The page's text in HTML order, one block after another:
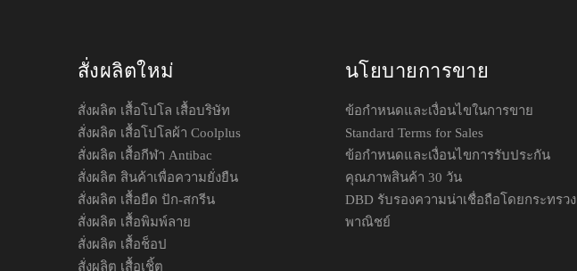
สั่งผลิตใหม่
สั่งผลิต เสื้อโปโล เสื้อบริษัท
สั่งผลิต เสื้อโปโลผ้า Coolplus
สั่งผลิต เสื้อกีฬา Antibac
สั่งผลิต สินค้าเพื่อความยั่งยืน
สั่งผลิต เสื้อยืด ปัก-สกรีน
สั่งผลิต เสื้อพิมพ์ลาย
สั่งผลิต เสื้อช็อป
สั่งผลิต เสื้อเชิ้ต
นโยบายการขาย
ข้อกำหนดและเงื่อนไขในการขาย
Standard Terms for Sales
ข้อกำหนดและเงื่อนไขการรับประกัน
คุณภาพสินค้า 30 วัน
DBD รับรองความน่าเชื่อถือโดยกระทรวง
พาณิชย์